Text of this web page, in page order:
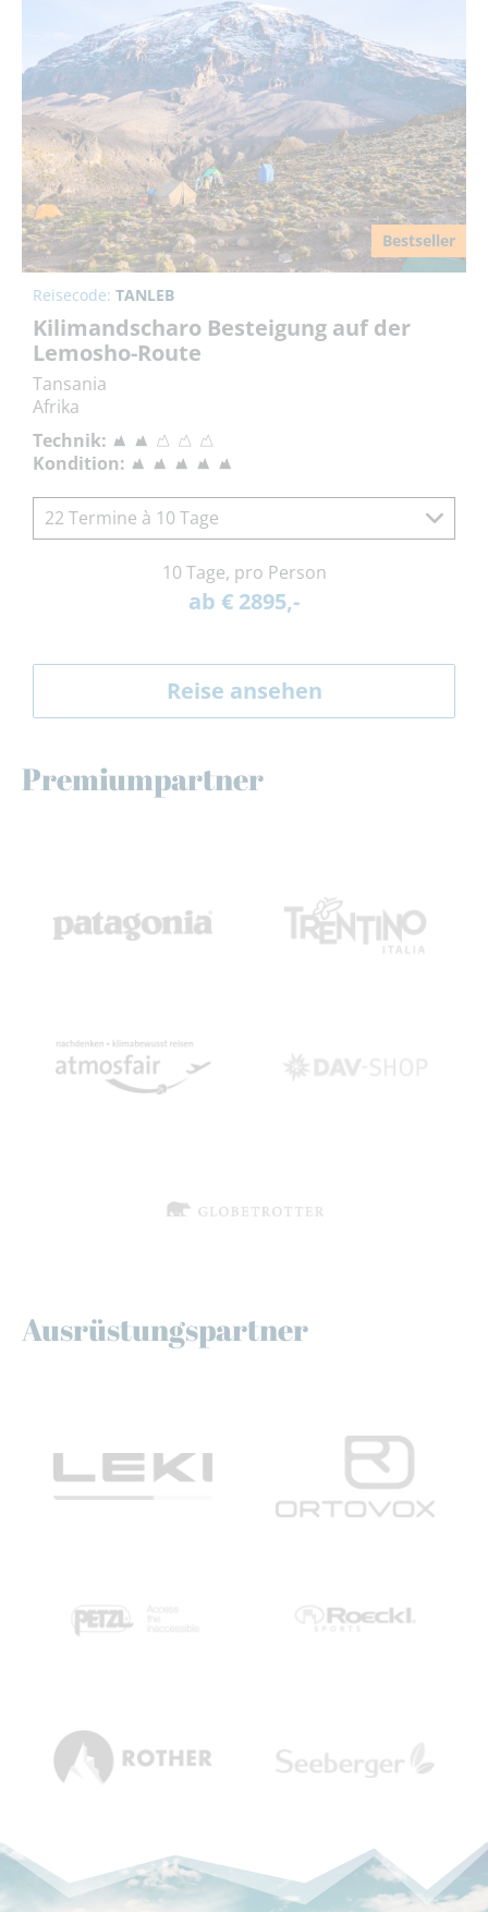
Bestseller
Reisecode: TANLEB
Kilimandscharo Besteigung auf der
Lemosho-Route
Tansania
Afrika
Technik:
Kondition:
22 Termine à 10 Tage
10 Tage, pro Person
ab € 2895,-
Reise ansehen
Premiumpartner
Ausrüstungspartner